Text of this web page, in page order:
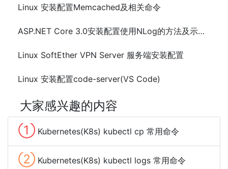
Linux 安装配置Memcached及相关命令
ASP.NET Core 3.0安装配置使用NLog的方法及示例代码
Linux SoftEther VPN Server 服务端安装配置
Linux 安装配置code-server(VS Code)
大家感兴趣的内容
① Kubernetes(K8s) kubectl cp 常用命令
② Kubernetes(K8s) kubectl logs 常用命令